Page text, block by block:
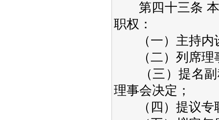
第四十三条 本
职权：
（一）主持内
（二）列席理
（三）提名副
理事会决定；
（四）提议专